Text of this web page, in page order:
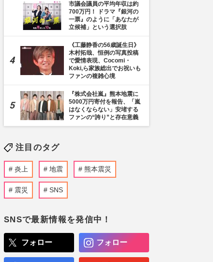
市議会議員の平均年収は約
700万円！ ドラマ『銀河の
一票』のように「あなたが
立候補」という選択肢
《工藤静香の56歳誕生日》
木村拓哉、恒例の写真投稿
で愛情表現、Cocomi・
Koki,ら家族総出でお祝いも
ファンの複雑心境
『株式会社嵐』熊本地震に
5000万円寄付を報告、「嵐
はなくならない」安堵する
ファンの“誇り”と存在意義
注目のタグ
炎上 地震 熊本震災
震災 SNS
SNSで最新情報を発信中！
フォロー フォロー